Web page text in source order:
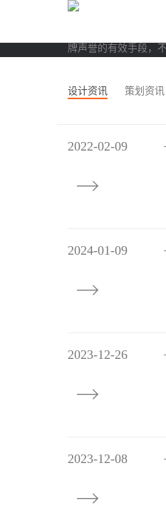
牌声誉的有效手段，
设计资讯 策划资讯
2022-02-09

2024-01-09

2023-12-26

2023-12-08
